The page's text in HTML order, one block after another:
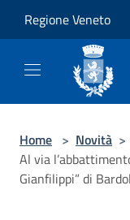
Regione Veneto
Home > Novità >
Al via
Gianfilippi” di